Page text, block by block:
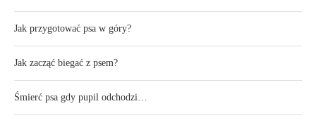
Jak przygotować psa w góry?
Jak zacząć biegać z psem?
Śmierć psa gdy pupil odchodzi…